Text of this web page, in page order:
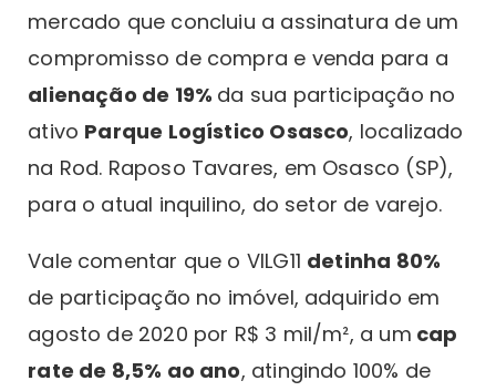
mercado que concluiu a assinatura de um
compromisso de compra e venda para a
alienação de 19% da sua participação no
ativo Parque Logístico Osasco, localizado
na Rod. Raposo Tavares, em Osasco (SP),
para o atual inquilino, do setor de varejo.‍
‍Vale comentar que o VILG11 detinha 80%
de participação no imóvel, adquirido em
agosto de 2020 por R$ 3 mil/m², a um cap
rate de 8,5% ao ano, atingindo 100% de